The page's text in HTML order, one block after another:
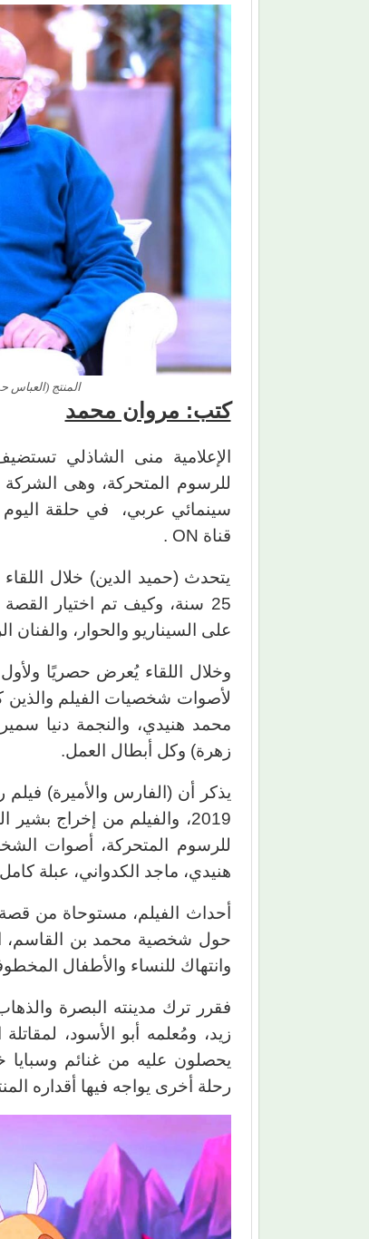
المنتج
كتب: مروان محمد
الإعلامية منى الشاذلي
للرسوم المتحركة، وهى الشركة
سينمائي عربي، في حلقة اليوم
قناة ON .
يتحدث (حميد الدين) خلال
25 سنة، وكيف تم اختيار
على السيناريو والحوار،
وخلال اللقاء يُعرض حصريًا
لأصوات شخصيات الفيلم والذين
محمد هنيدي، والنجمة دنيا
زهرة) وكل أبطال العمل.
يذكر أن (الفارس والأميرة)
2019، والفيلم من إخراج
للرسوم المتحركة، أصوات
هنيدي، ماجد الكدواني، عبلة
أحداث الفيلم، مستوحاة من قصة
حول شخصية محمد بن القاسم،
وانتهاك للنساء والأطفال
فقرر ترك مدينته البصرة
زيد، ومُعلمه أبو الأسود،
يحصلون عليه من غنائم وسبايا
رحلة أخرى يواجه فيها أقداره